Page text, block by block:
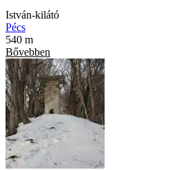
István-kilátó
Pécs
540 m
Bővebben